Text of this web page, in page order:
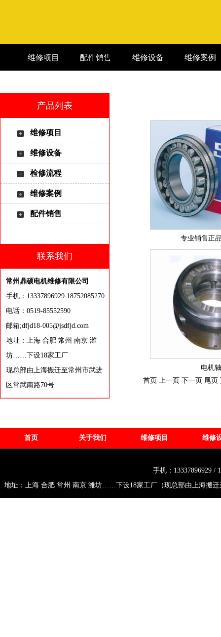
维修项目 配件销售 维修设备 维修案例
产品列表
维修项目
维修设备
检修流程
维修案例
配件销售
联系我们
常州鼎硕电机维修有限公司
手机：13337896929 18752085270
电话：0519-85552590
邮箱;dfjd18-005@jsdfjd.com
地址：上海 合肥 常州 南京 潍
坊……下设18家工厂
现总部由上海搬迁至常州市武进
区常武南路70号
专业销售正
电机
首页 上一页 下一页 尾页
首页 关于我们 维修项目 维修
手机：
地址：上海 合肥 常州 南京 潍坊……下设18家工厂（现总部由上海搬